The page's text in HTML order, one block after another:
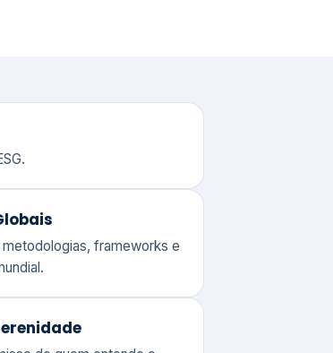
frameworks e